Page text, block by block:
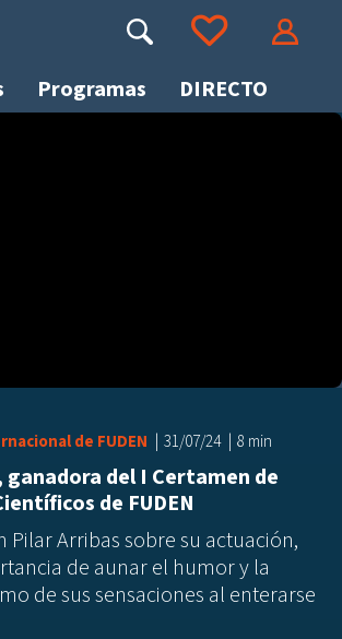
Programas DIRECTO
Buscar Ir a tus favoritos
de FUDEN 31/07/24 8 min
ganadora del I Certamen de
de FUDEN
Pilar Arribas sobre su actuación,
de aunar el humor y la
de sus sensaciones al enterarse